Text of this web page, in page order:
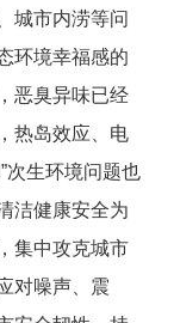
城市内涝等问
环境幸福感的
恶臭异味已经
热岛效应、电
次生环境问题也
洁健康安全为
集中攻克城市
对噪声、震